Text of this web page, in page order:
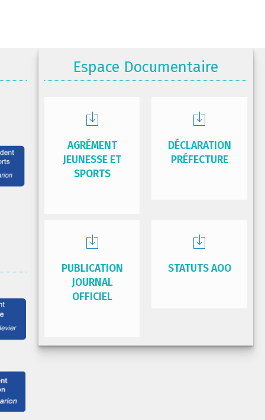
Espace Documentaire
AGRÉMENT
JEUNESSE ET
SPORTS
DÉCLARATION
PRÉFECTURE
PUBLICATION
JOURNAL
OFFICIEL
STATUTS AOO